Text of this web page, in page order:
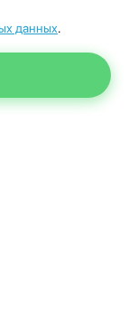
данных.